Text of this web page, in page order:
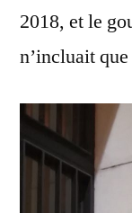
2018, et le
n’incluait